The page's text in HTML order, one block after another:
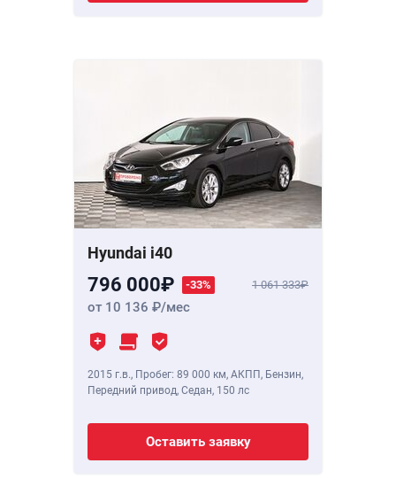
Hyundai i40
796 000 -33% 1 061 333
от 10 136 /мес
2015 г.в., Пробег: 89 000 км, АКПП, Бензин,
Передний привод, Седан, 150 лс
Оставить заявку